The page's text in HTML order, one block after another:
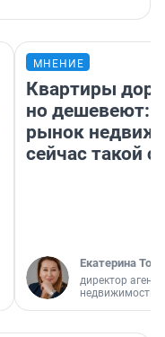
МНЕНИЕ
Квартиры
но дешевеют:
рынок
сейчас такой
Екатерина
директор
недвижимости